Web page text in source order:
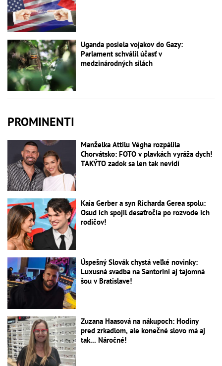
Uganda posiela vojakov do Gazy:
Parlament schválil účasť v
medzinárodných silách
PROMINENTI
Manželka Attilu Végha rozpálila
Chorvátsko: FOTO v plavkách vyráža dych!
TAKÝTO zadok sa len tak nevidí
Kaia Gerber a syn Richarda Gerea spolu:
Osud ich spojil desaťročia po rozvode ich
rodičov!
Úspešný Slovák chystá veľké novinky:
Luxusná svadba na Santorini aj tajomná
šou v Bratislave!
Zuzana Haasová na nákupoch: Hodiny
pred zrkadlom, ale konečné slovo má aj
tak... Náročné!